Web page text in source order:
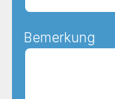
Bemerkung